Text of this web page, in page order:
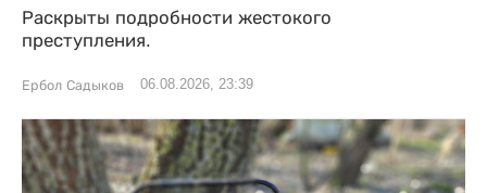
Раскрыты подробности жестокого
преступления.
Ербол Садыков 06.08.2026, 23:39